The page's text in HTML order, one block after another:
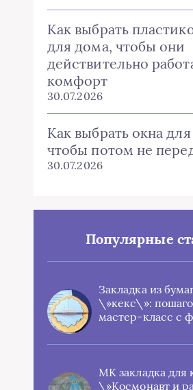
Как выбрать
для дома, чтобы они
действительно
комфорт
30.07.2026
Как выбрать окна
чтобы потом не
30.07.2026
Популярные
Закладка из
\»кекс\»:
мастер-класс с
МК закладка для
\»Космонавт и